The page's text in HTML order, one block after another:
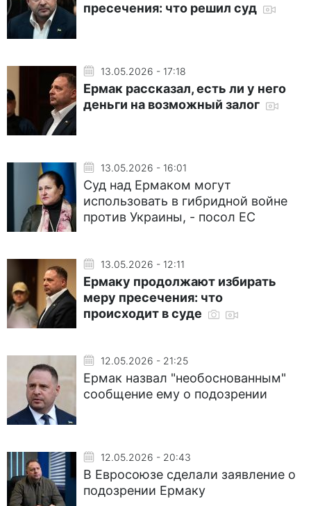
пресечения: что решил суд
13.05.2026 - 17:18
Ермак рассказал, есть ли у него
деньги на возможный залог
13.05.2026 - 16:01
Суд над Ермаком могут
использовать в гибридной войне
против Украины, - посол ЕС
13.05.2026 - 12:11
Ермаку продолжают избирать
меру пресечения: что
происходит в суде
12.05.2026 - 21:25
Ермак назвал "необоснованным"
сообщение ему о подозрении
12.05.2026 - 20:43
В Евросоюзе сделали заявление о
подозрении Ермаку